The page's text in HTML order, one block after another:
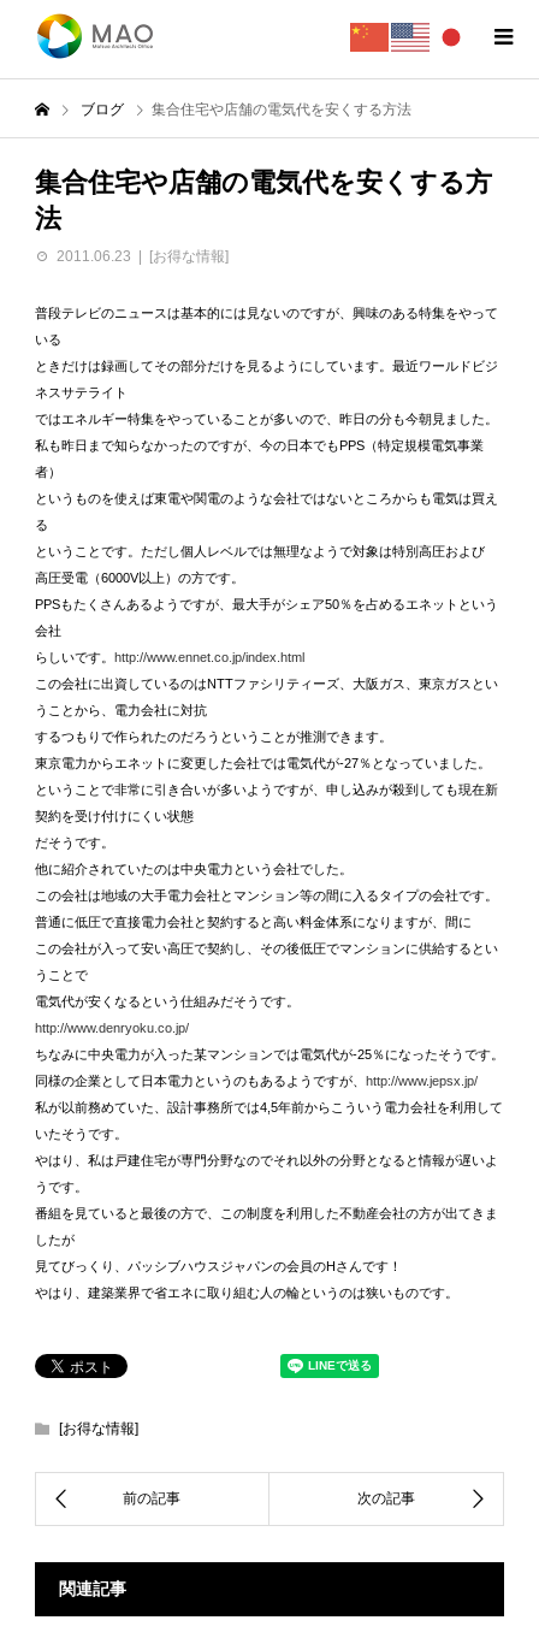
ブログ 集合住宅や店舗の電気代を安くする方法
集合住宅や店舗の電気代を安くする方
法
2011.06.23 [お得な情報]
普段テレビのニュースは基本的には見ないのですが、興味のある特集をやって
いる
ときだけは録画してその部分だけを見るようにしています。最近ワールドビジ
ネスサテライト
ではエネルギー特集をやっていることが多いので、昨日の分も今朝見ました。
私も昨日まで知らなかったのですが、今の日本でもPPS（特定規模電気事業
者）
というものを使えば東電や関電のような会社ではないところからも電気は買え
る
ということです。ただし個人レベルでは無理なようで対象は特別高圧および
高圧受電（6000V以上）の方です。
PPSもたくさんあるようですが、最大手がシェア50％を占めるエネットという
会社
らしいです。 http://www.ennet.co.jp/index.html
この会社に出資しているのはNTTファシリティーズ、大阪ガス、東京ガスとい
うことから、電力会社に対抗
するつもりで作られたのだろうということが推測できます。
東京電力からエネットに変更した会社では電気代が-27％となっていました。
ということで非常に引き合いが多いようですが、申し込みが殺到しても現在新
契約を受け付けにくい状態
だそうです。
他に紹介されていたのは中央電力という会社でした。
この会社は地域の大手電力会社とマンション等の間に入るタイプの会社です。
普通に低圧で直接電力会社と契約すると高い料金体系になりますが、間に
この会社が入って安い高圧で契約し、その後低圧でマンションに供給するとい
うことで
電気代が安くなるという仕組みだそうです。
http://www.denryoku.co.jp/
ちなみに中央電力が入った某マンションでは電気代が-25％になったそうです。
同様の企業として日本電力というのもあるようですが、 http://www.jepsx.jp/
私が以前務めていた、設計事務所では4,5年前からこういう電力会社を利用して
いたそうです。
やはり、私は戸建住宅が専門分野なのでそれ以外の分野となると情報が遅いよ
うです。
番組を見ていると最後の方で、この制度を利用した不動産会社の方が出てきま
したが
見てびっくり、パッシブハウスジャパンの会員のHさんです！
やはり、建築業界で省エネに取り組む人の輪というのは狭いものです。
[お得な情報]
関連記事